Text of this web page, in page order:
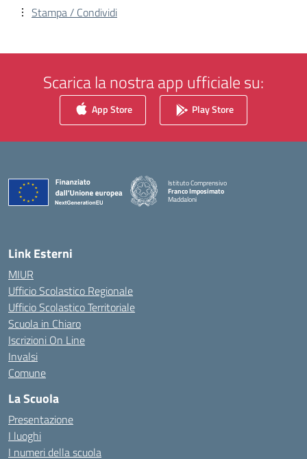
Stampa / Condividi
Scarica la nostra app ufficiale su:
App Store Play Store
Istituto Comprensivo
Franco Imposimato
Maddaloni
Link Esterni
MIUR
Ufficio Scolastico Regionale
Ufficio Scolastico Territoriale
Scuola in Chiaro
Iscrizioni On Line
Invalsi
Comune
La Scuola
Presentazione
I luoghi
I numeri della scuola